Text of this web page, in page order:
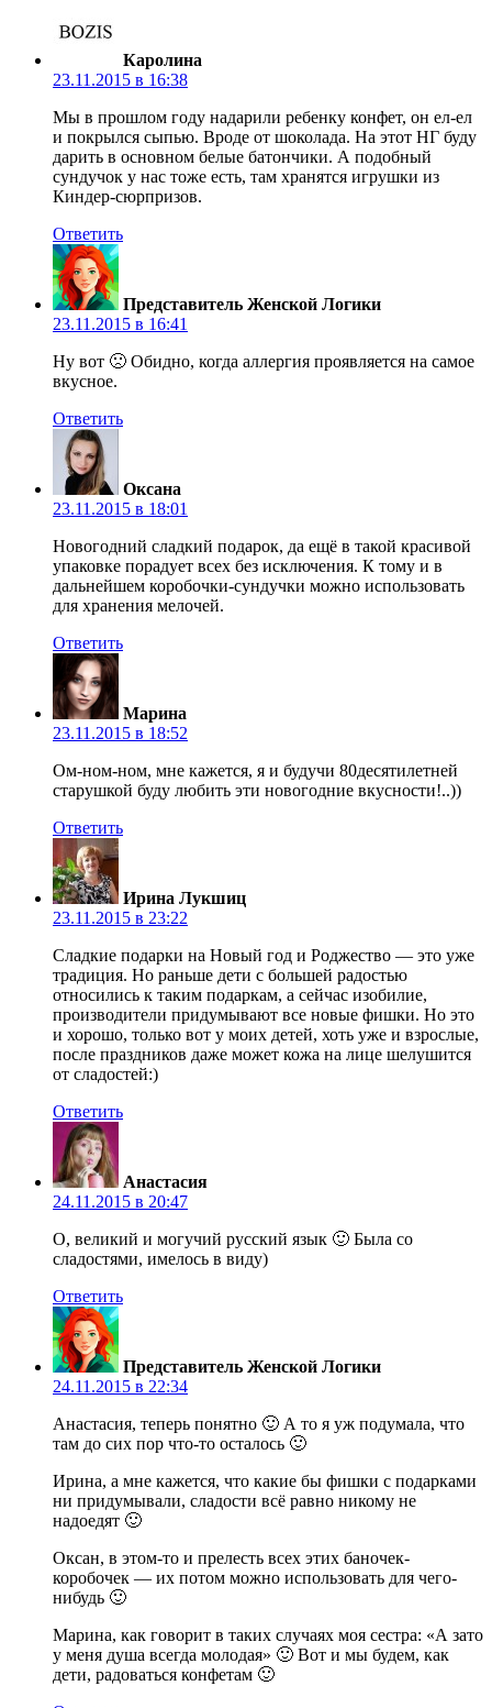
Каролина
23.11.2015 в 16:38
Мы в прошлом году надарили ребенку конфет, он ел-ел
и покрылся сыпью. Вроде от шоколада. На этот НГ буду
дарить в основном белые батончики. А подобный
сундучок у нас тоже есть, там хранятся игрушки из
Киндер-сюрпризов.
Ответить
Представитель Женской Логики
23.11.2015 в 16:41
Ну вот 🙁 Обидно, когда аллергия проявляется на самое
вкусное.
Ответить
Оксана
23.11.2015 в 18:01
Новогодний сладкий подарок, да ещё в такой красивой
упаковке порадует всех без исключения. К тому и в
дальнейшем коробочки-сундучки можно использовать
для хранения мелочей.
Ответить
Марина
23.11.2015 в 18:52
Ом-ном-ном, мне кажется, я и будучи 80десятилетней
старушкой буду любить эти новогодние вкусности!..))
Ответить
Ирина Лукшиц
23.11.2015 в 23:22
Сладкие подарки на Новый год и Роджество — это уже
традиция. Но раньше дети с большей радостью
относились к таким подаркам, а сейчас изобилие,
производители придумывают все новые фишки. Но это
и хорошо, только вот у моих детей, хоть уже и взрослые,
после праздников даже может кожа на лице шелушится
от сладостей:)
Ответить
Анастасия
24.11.2015 в 20:47
О, великий и могучий русский язык 🙂 Была со
сладостями, имелось в виду)
Ответить
Представитель Женской Логики
24.11.2015 в 22:34
Анастасия, теперь понятно 🙂 А то я уж подумала, что
там до сих пор что-то осталось 🙂
Ирина, а мне кажется, что какие бы фишки с подарками
ни придумывали, сладости всё равно никому не
надоедят 🙂
Оксан, в этом-то и прелесть всех этих баночек-
коробочек — их потом можно использовать для чего-
нибудь 🙂
Марина, как говорит в таких случаях моя сестра: «А зато
у меня душа всегда молодая» 🙂 Вот и мы будем, как
дети, радоваться конфетам 🙂